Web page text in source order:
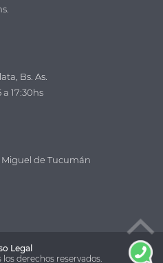
Bs. As.
a 17:30hs
Miguel de Tucumán
Legal
los derechos reservados.